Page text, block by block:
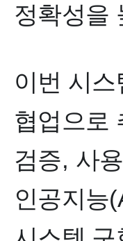
정확성을
이번 시
협업으로
검증, 사
인공지능